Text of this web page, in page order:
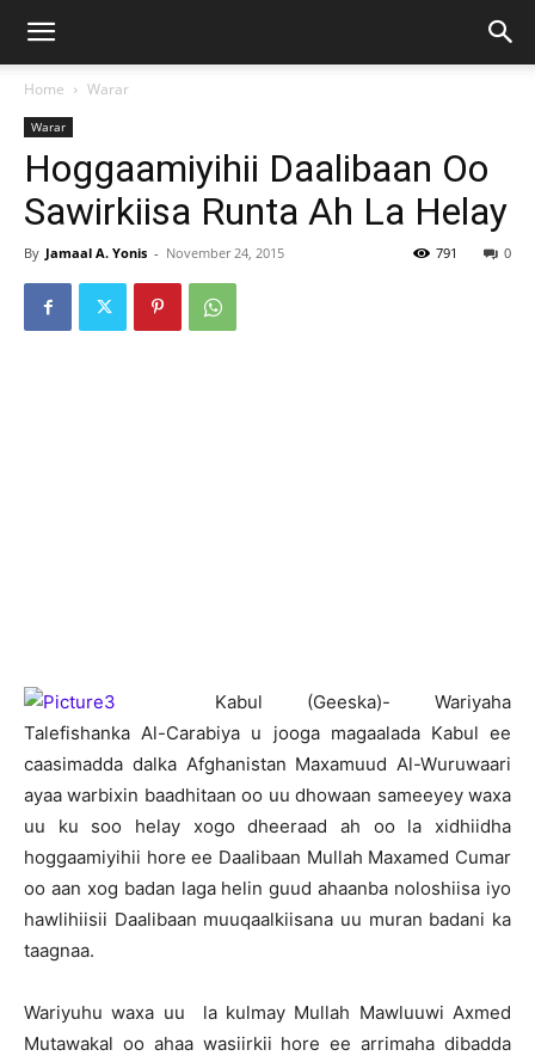
Home Warar
Warar
Hoggaamiyihii Daalibaan Oo
Sawirkiisa Runta Ah La Helay
By Jamaal A. Yonis - November 24, 2015 0
791
Kabul (Geeska)- Wariyaha
Talefishanka Al-Carabiya u jooga magaalada Kabul ee
caasimadda dalka Afghanistan Maxamuud Al-Wuruwaari
ayaa warbixin baadhitaan oo uu dhowaan sameeyey waxa
uu ku soo helay xogo dheeraad ah oo la xidhiidha
hoggaamiyihii hore ee Daalibaan Mullah Maxamed Cumar
oo aan xog badan laga helin guud ahaanba noloshiisa iyo
hawlihiisii Daalibaan muuqaalkiisana uu muran badani ka
taagnaa.
Wariyuhu waxa uu la kulmay Mullah Mawluuwi Axmed
Mutawakal oo ahaa wasiirkii hore ee arrimaha dibadda